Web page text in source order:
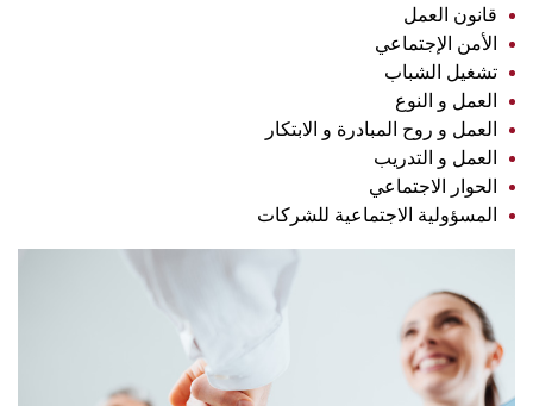
قانون العمل
الأمن الإجتماعي
تشغيل الشباب
العمل و النوع
العمل و روح المبادرة و الابتكار
العمل و التدريب
الحوار الاجتماعي
المسؤولية الاجتماعية للشركات